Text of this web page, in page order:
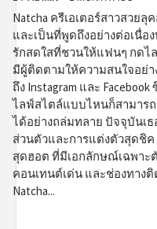
Natcha ครีเอเตอร์สาวสวย
และเป็นที่พูดถึงอย่างต่อเนื่อ
รักสดใสที่ชวนให้แฟนๆ กดไ
มีผู้ติดตามให้ความสนใจอย่
ถึง Instagram และ
ไลฟ์สไตล์แบบไหนก็สามาร
ได้อย่างถล่มทลาย ปัจจุบันเ
ส่วนตัวและการแต่งตัวสุดชิค
สุดฮอต ที่มีเอกลักษณ์เฉพาะ
คอนเทนต์เด่น และช่องทาง
Natcha...